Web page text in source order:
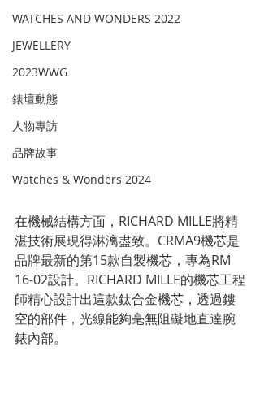
WATCHES AND WONDERS 2022
JEWELLERY
2023WWG
錶壇動態
人物專訪
品牌故事
Watches & Wonders 2024
在機械結構方面，RICHARD MILLE將精
湛技術展現得淋漓盡致。CRMA9機芯是
品牌最新的第15款自製機芯，專為RM
16-02設計。RICHARD MILLE的機芯工程
師精心設計出這款鈦合金機芯，透過鏤
空的部件，光線能夠毫無阻礙地直達腕
錶內部。